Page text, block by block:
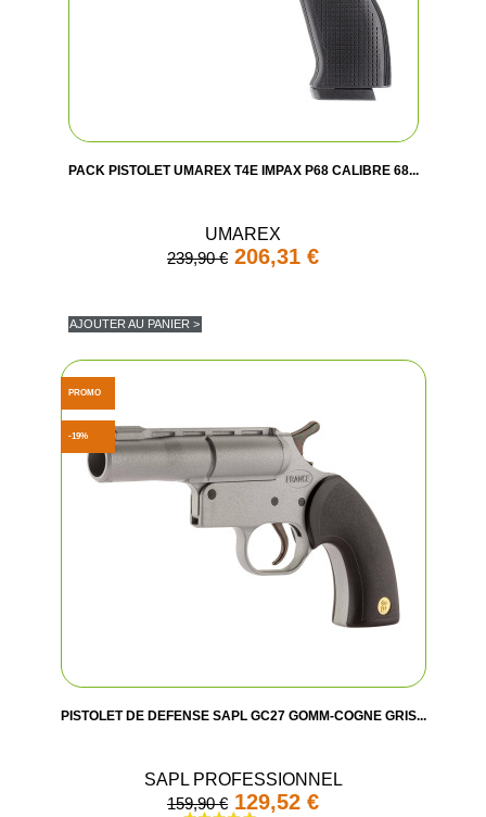
PACK PISTOLET UMAREX T4E IMPAX P68 CALIBRE 68...
UMAREX
239,90 € 206,31 €
AJOUTER AU PANIER >
PISTOLET DE DEFENSE SAPL GC27 GOMM-COGNE GRIS...
SAPL PROFESSIONNEL
159,90 € 129,52 €
PROMO
-19%